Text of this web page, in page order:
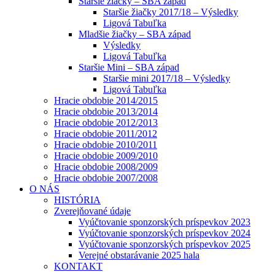
Staršie žiačky 2017/18 – Výsledky
Ligová Tabuľka
Mladšie žiačky – SBA západ
Výsledky
Ligová Tabuľka
Staršie Mini – SBA západ
Staršie mini 2017/18 – Výsledky
Ligová Tabuľka
Hracie obdobie 2014/2015
Hracie obdobie 2013/2014
Hracie obdobie 2012/2013
Hracie obdobie 2011/2012
Hracie obdobie 2010/2011
Hracie obdobie 2009/2010
Hracie obdobie 2008/2009
Hracie obdobie 2007/2008
O NÁS
HISTÓRIA
Zverejňované údaje
Vyúčtovanie sponzorských príspevkov 2023
Vyúčtovanie sponzorských príspevkov 2024
Vyúčtovanie sponzorských príspevkov 2025
Verejné obstarávanie 2025 hala
KONTAKT